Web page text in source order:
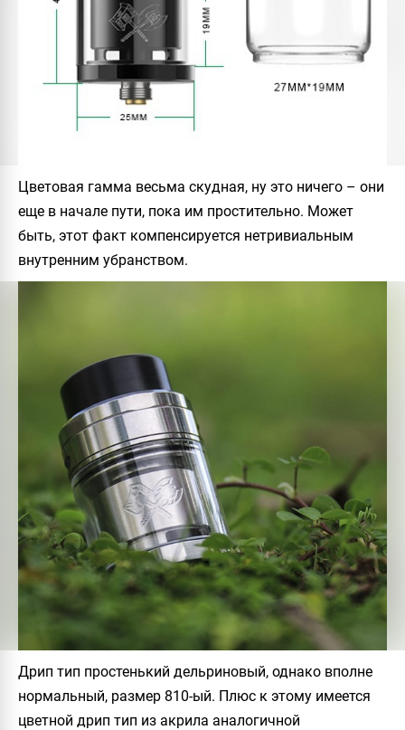
Цветовая гамма весьма скудная, ну это ничего – они
еще в начале пути, пока им простительно. Может
быть, этот факт компенсируется нетривиальным
внутренним убранством.
Дрип тип простенький дельриновый, однако вполне
нормальный, размер 810-ый. Плюс к этому имеется
цветной дрип тип из акрила аналогичной